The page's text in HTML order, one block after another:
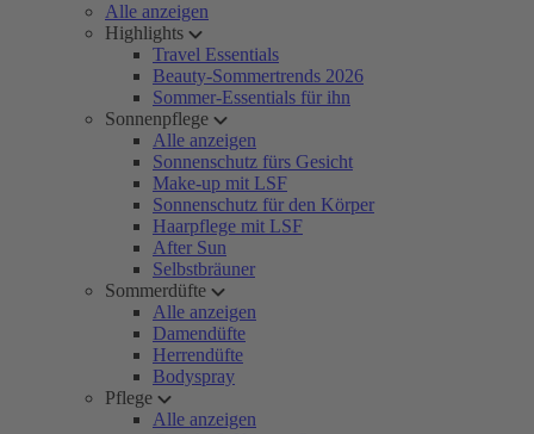
Alle anzeigen
Highlights
Travel Essentials
Beauty-Sommertrends 2026
Sommer-Essentials für ihn
Sonnenpflege
Alle anzeigen
Sonnenschutz fürs Gesicht
Make-up mit LSF
Sonnenschutz für den Körper
Haarpflege mit LSF
After Sun
Selbstbräuner
Sommerdüfte
Alle anzeigen
Damendüfte
Herrendüfte
Bodyspray
Pflege
Alle anzeigen